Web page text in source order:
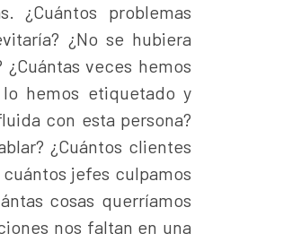
¿Cuántos problemas
¿No se hubiera
veces hemos
hemos etiquetado y
con esta persona?
¿Cuántos clientes
jefes culpamos
cosas querríamos
nos faltan en una